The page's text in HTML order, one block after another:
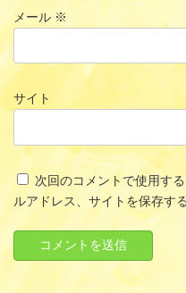
メール ※
サイト
次回のコメントで使用す
ルアドレス、サイトを保存する